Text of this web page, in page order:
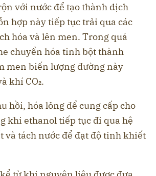
với nước để tạo thành dịch
hợp này tiếp tục trải qua các
hóa và lên men. Trong quá
chuyển hóa tinh bột thành
men biến lượng đường này
khí CO₂.
hồi, hóa lỏng để cung cấp cho
khi ethanol tiếp tục đi qua hệ
và tách nước để đạt độ tinh khiết